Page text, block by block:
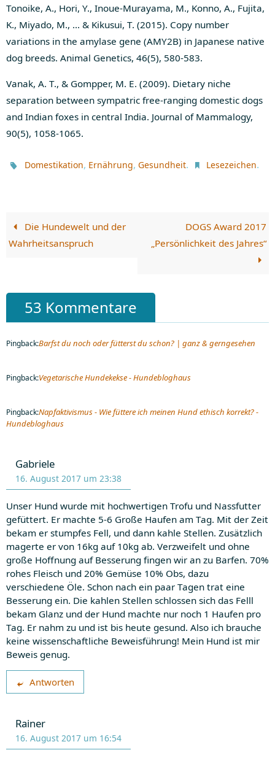
Tonoike, A., Hori, Y., Inoue‐Murayama, M., Konno, A., Fujita,
K., Miyado, M., … & Kikusui, T. (2015). Copy number
variations in the amylase gene (AMY2B) in Japanese native
dog breeds. Animal Genetics, 46(5), 580-583.
Vanak, A. T., & Gompper, M. E. (2009). Dietary niche
separation between sympatric free-ranging domestic dogs
and Indian foxes in central India. Journal of Mammalogy,
90(5), 1058-1065.
Domestikation, Ernährung,Gesundheit. Lesezeichen.
Die Hundewelt und der
Wahrheitsanspruch
DOGS Award 2017
„Persönlichkeit des Jahres“
53 Kommentare
Pingback:Barfst du noch oder fütterst du schon? | ganz & gerngesehen
Pingback:Vegetarische Hundekekse - Hundebloghaus
Pingback:Napfaktivismus - Wie füttere ich meinen Hund ethisch korrekt? -
Hundebloghaus
Gabriele
16. August 2017 um 23:38
Unser Hund wurde mit hochwertigen Trofu und Nassfutter
gefüttert. Er machte 5-6 Große Haufen am Tag. Mit der Zeit
bekam er stumpfes Fell, und dann kahle Stellen. Zusätzlich
magerte er von 16kg auf 10kg ab. Verzweifelt und ohne
große Hoffnung auf Besserung fingen wir an zu Barfen. 70%
rohes Fleisch und 20% Gemüse 10% Obs, dazu
verschiedene Öle. Schon nach ein paar Tagen trat eine
Besserung ein. Die kahlen Stellen schlossen sich das Felll
bekam Glanz und der Hund machte nur noch 1 Haufen pro
Tag. Er nahm zu und ist bis heute gesund. Also ich brauche
keine wissenschaftliche Beweisführung! Mein Hund ist mir
Beweis genug.
Antworten
Rainer
16. August 2017 um 16:54